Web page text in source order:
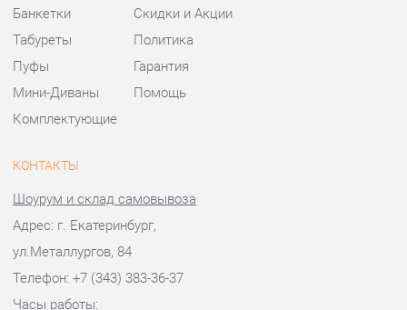
КОНТАКТЫ
Шоурум и склад самовывоза
Адрес: г. Екатеринбург,
ул.Металлургов, 84
Телефон: +7 (343) 383-36-37
Пн - Пт:10:00 - 20:00 (GMT+5)
Отправить сообщение